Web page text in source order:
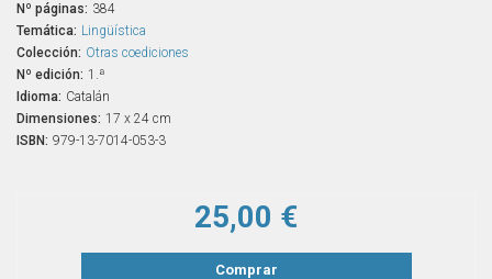
Nº páginas: 384
Temática: Lingüística
Colección: Otras coediciones
Nº edición: 1.ª
Idioma: Catalán
Dimensiones: 17 x 24 cm
ISBN: 979-13-7014-053-3
25,00 €
Comprar